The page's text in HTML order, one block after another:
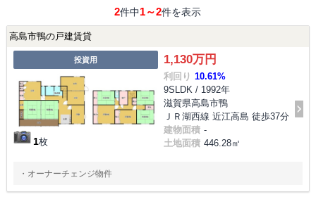
2件中1～2件を表示
高島市鴨の戸建賃貸
投資用
1枚
1,130万円
利回り 10.61%
9SLDK / 1992年
滋賀県高島市鴨
ＪＲ湖西線 近江高島 徒歩37分
建物面積 -
土地面積 446.28㎡
・オーナーチェンジ物件